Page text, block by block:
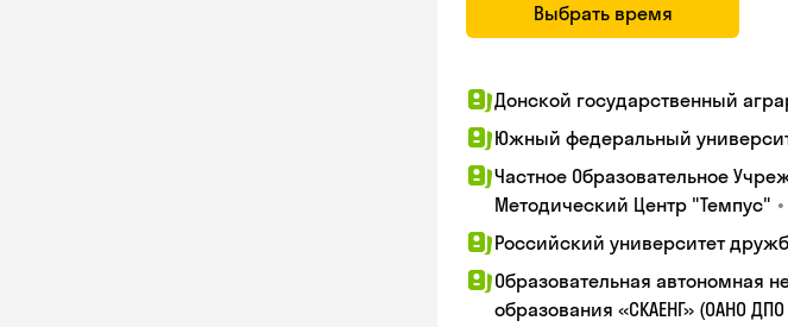
Выбрать время
Донской государственный
Южный федеральный
Частное Образовательное
Методический Центр "Темпус" •
Российский университет
Образовательная автономная
образования «СКАЕНГ» (ОАНО ДПО